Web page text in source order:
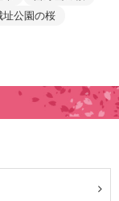
址公園の桜